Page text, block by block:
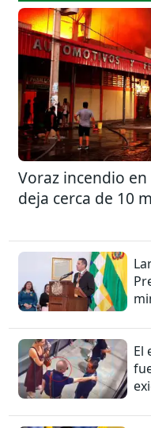
Voraz incendio
deja cerca de 10
El